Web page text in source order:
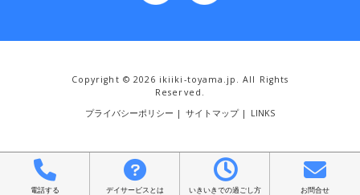
電話する デイサービスとは いきいきでの過ごし方 お問合せ
Copyright © 2026 ikiiki-toyama.jp. All Rights
Reserved.
プライバシーポリシー | サイトマップ| LINKS